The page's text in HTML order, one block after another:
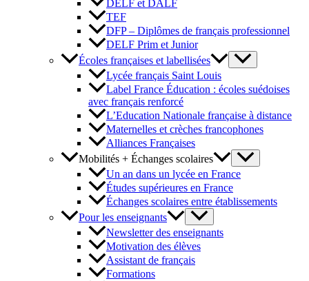
DELF et DALF
TEF
DFP – Diplômes de français professionnel
DELF Prim et Junior
Écoles françaises et labellisées
Lycée français Saint Louis
Label France Éducation : écoles suédoises
avec français renforcé
L’Education Nationale française à distance
Maternelles et crèches francophones
Alliances Françaises
Mobilités + Échanges scolaires
Un an dans un lycée en France
Études supérieures en France
Échanges scolaires entre établissements
Pour les enseignants
Newsletter des enseignants
Motivation des élèves
Assistant de français
Formations